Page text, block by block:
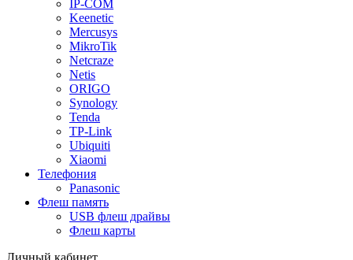
IP-COM
Keenetic
Mercusys
MikroTik
Netcraze
Netis
ORIGO
Synology
Tenda
TP-Link
Ubiquiti
Xiaomi
Телефония
Panasonic
Флеш память
USB флеш драйвы
Флеш карты
Личный кабинет